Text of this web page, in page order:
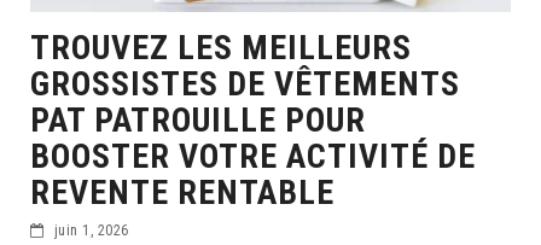
TROUVEZ LES MEILLEURS
GROSSISTES DE VÊTEMENTS
PAT PATROUILLE POUR
BOOSTER VOTRE ACTIVITÉ DE
REVENTE RENTABLE
juin 1, 2026